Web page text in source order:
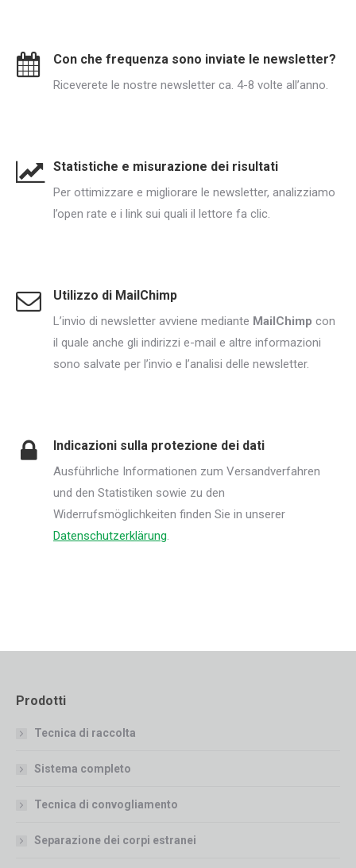
Con che frequenza sono inviate le newsletter?
Riceverete le nostre newsletter ca. 4-8 volte all’anno.
Statistiche e misurazione dei risultati
Per ottimizzare e migliorare le newsletter, analizziamo
l’open rate e i link sui quali il lettore fa clic.
Utilizzo di MailChimp
L’invio di newsletter avviene mediante MailChimp con
il quale anche gli indirizzi e-mail e altre informazioni
sono salvate per l’invio e l’analisi delle newsletter.
Indicazioni sulla protezione dei dati
Ausführliche Informationen zum Versandverfahren
und den Statistiken sowie zu den
Widerrufsmöglichkeiten finden Sie in unserer
Datenschutzerklärung
Prodotti
Tecnica di raccolta
Sistema completo
Tecnica di convogliamento
Separazione dei corpi estranei